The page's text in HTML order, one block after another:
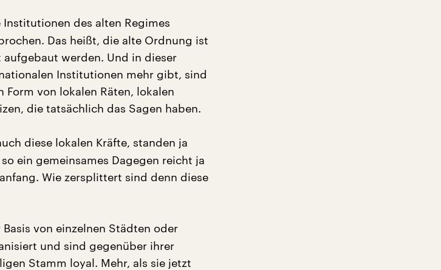
des alten Regimes
Das heißt, die alte Ordnung ist
werden. Und in dieser
Institutionen mehr gibt, sind
von lokalen Räten, lokalen
die tatsächlich das Sagen haben.
diese lokalen Kräfte, standen ja
ein gemeinsames Dagegen reicht ja
Wie zersplittert sind denn diese
von einzelnen Städten oder
und sind gegenüber ihrer
Stamm loyal. Mehr, als sie jetzt